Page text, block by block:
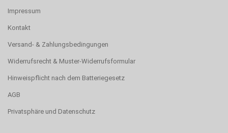
Impressum
Kontakt
Versand- & Zahlungsbedingungen
Widerrufsrecht & Muster-Widerrufsformular
Hinweispflicht nach dem Batteriegesetz
AGB
Privatsphäre und Datenschutz